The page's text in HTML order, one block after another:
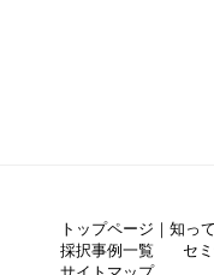
トップページ｜知っ
採択事例一覧
セ